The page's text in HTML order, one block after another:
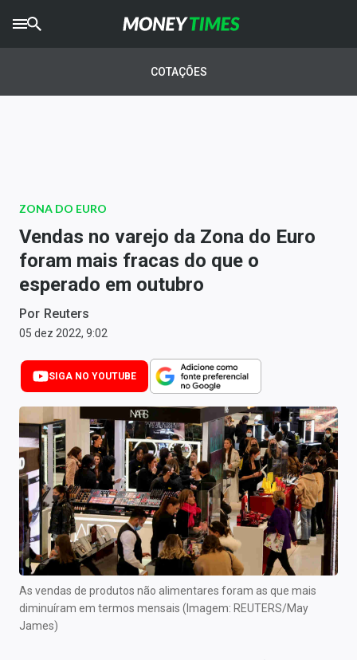
AGROTIMES
Newsletters
Money Trader
Anuncie
Últimas Notícias
Newsletters
Cotações
Comprar ou vender?
Carteiras Recomendadas
Central de Dividendos
Central de Fundos Imobiliários
Central dos IPOs
Renda Fixa
COTAÇÕES
ZONA DO EURO
Vendas no varejo da Zona do Euro
foram mais fracas do que o
esperado em outubro
Por Reuters
05 dez 2022, 9:02
SIGA NO YOUTUBE
As vendas de produtos não alimentares foram as que mais
diminuíram em termos mensais (Imagem: REUTERS/May
James)